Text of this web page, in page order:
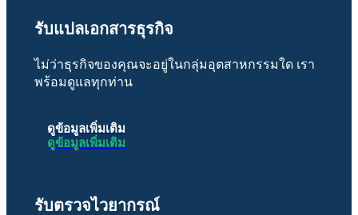
รับแปลเอกสารธุรกิจ
ไม่ว่าธุรกิจของคุณจะอยู่ในกลุ่มอุตสาหกรรมใด เรา
พร้อมดูแลทุกท่าน
ดูข้อมูลเพิ่มเติม
ดูข้อมูลเพิ่มเติม
รับตรวจไวยากรณ์